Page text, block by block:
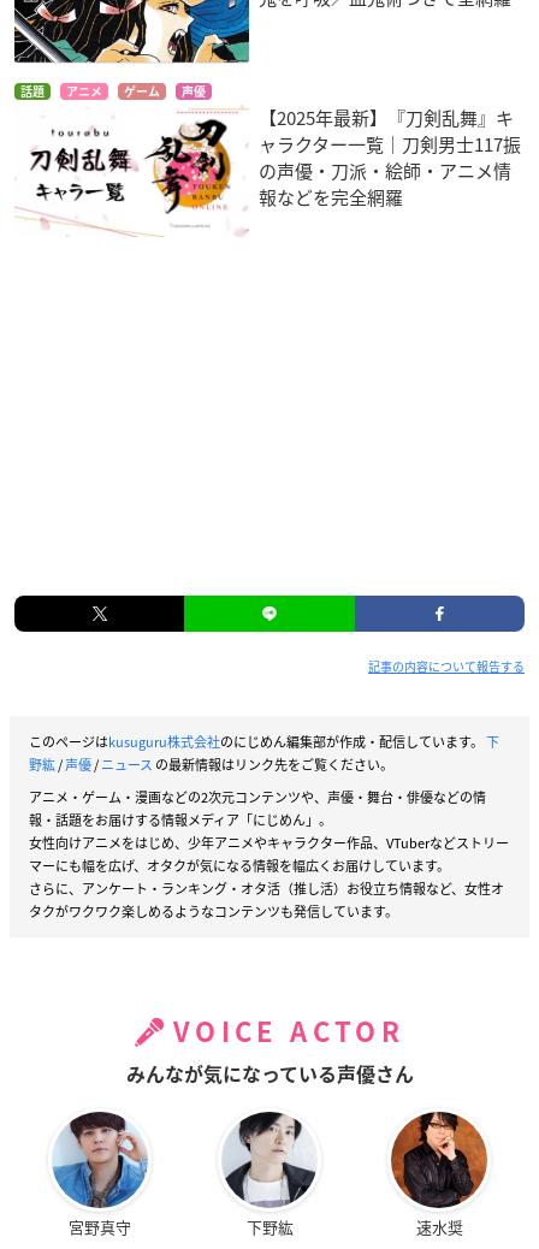
話題 アニメ ゲーム 声優
【2025年最新】『刀剣乱舞』キ
ャラクター一覧｜刀剣男士117振
の声優・刀派・絵師・アニメ情
報などを完全網羅
記事の内容について報告する
このページはkusuguru株式会社のにじめん編集部が作成・配信しています。 下
野紘/声優/ニュース の最新情報はリンク先をご覧ください。
アニメ・ゲーム・漫画などの2次元コンテンツや、声優・舞台・俳優などの情
報・話題をお届けする情報メディア「にじめん」。
女性向けアニメをはじめ、少年アニメやキャラクター作品、VTuberなどストリー
マーにも幅を広げ、オタクが気になる情報を幅広くお届けしています。
さらに、アンケート・ランキング・オタ活（推し活）お役立ち情報など、女性オ
タクがワクワク楽しめるようなコンテンツも発信しています。
VOICE ACTOR
みんなが気になっている声優さん
宮野真守 下野紘 速水奨